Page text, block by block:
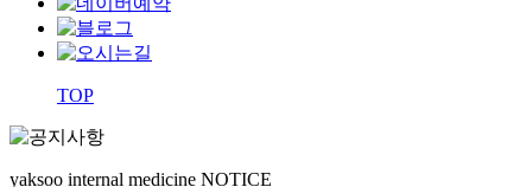
TOP
yaksoo internal medicine NOTICE